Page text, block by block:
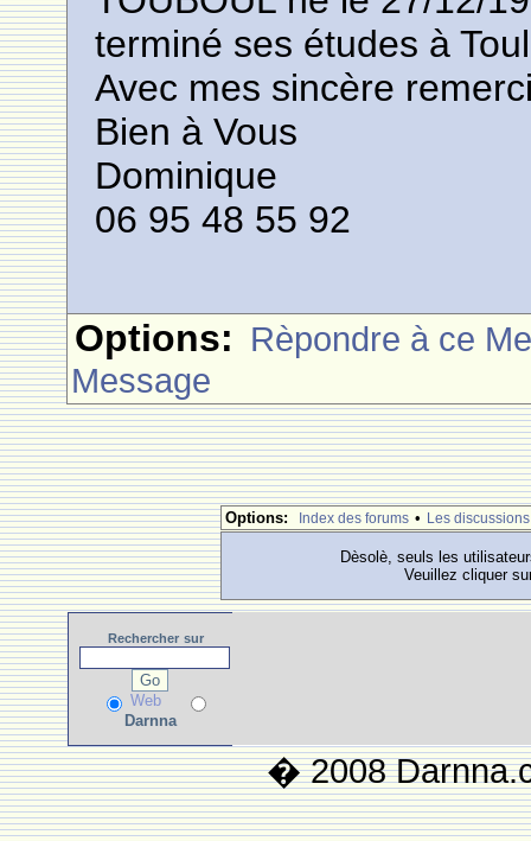
terminé ses études à
Avec mes sincère
Bien à Vous
Dominique
06 95 48 55 92
Options: Rèpondre à ce
Message
Options: Index des forums • Les discussions
Dèsolè, seuls les
Veuillez cliquer
Rechercher sur
Web
Darnna
� 2008